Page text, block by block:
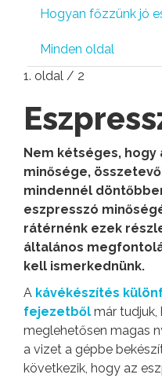
Hogyan főzzünk jó
Minden oldal
1. oldal / 2
Nem kétséges, hogy
minősége,
mindennél
eszpresszó
rátérnénk ezek
általános
kell ismerkednünk.
A kávékészítés
fejezetből már
meglehetősen magas
a vizet a gépbe
következik, hogy az